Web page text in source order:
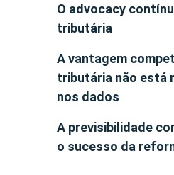
O advocacy
tributária
A vantagem
tributária não está
nos dados
A previsibilidade
o sucesso da